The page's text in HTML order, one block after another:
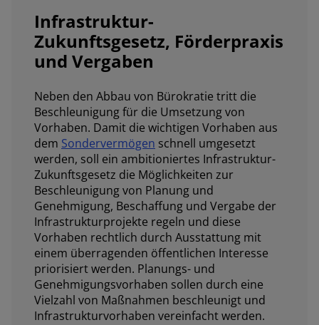
Infrastruktur-
Zukunftsgesetz, Förderpraxis
und Vergaben
Neben den Abbau von Bürokratie tritt die
Beschleunigung für die Umsetzung von
Vorhaben. Damit die wichtigen Vorhaben aus
dem Sondervermögen schnell umgesetzt
werden, soll ein ambitioniertes Infrastruktur-
Zukunftsgesetz die Möglichkeiten zur
Beschleunigung von Planung und
Genehmigung, Beschaffung und Vergabe der
Infrastrukturprojekte regeln und diese
Vorhaben rechtlich durch Ausstattung mit
einem überragenden öffentlichen Interesse
priorisiert werden. Planungs- und
Genehmigungsvorhaben sollen durch eine
Vielzahl von Maßnahmen beschleunigt und
Infrastrukturvorhaben vereinfacht werden.